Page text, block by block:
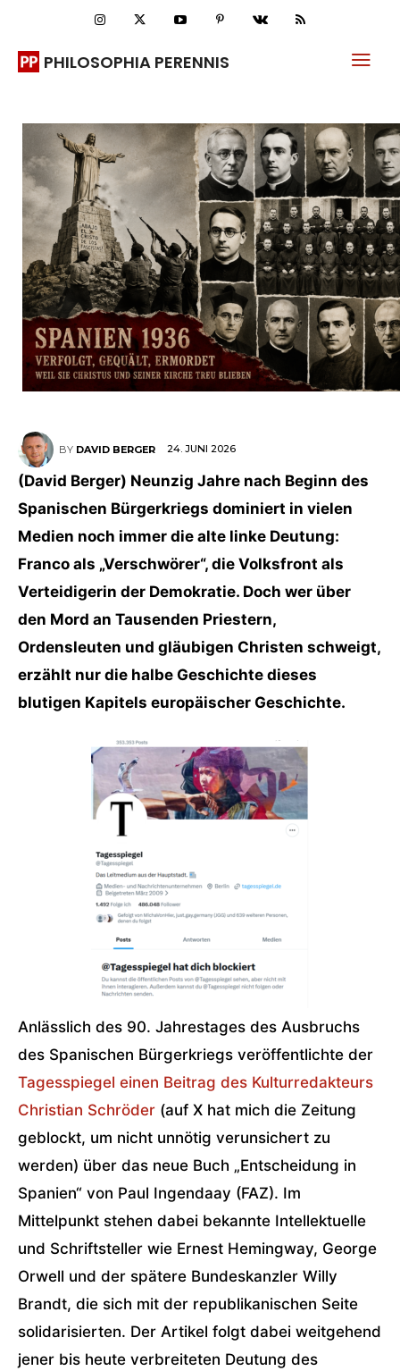
PHILOSOPHIA PERENNIS
BY DAVID BERGER 24. JUNI 2026
(David Berger) Neunzig Jahre nach Beginn des
Spanischen Bürgerkriegs dominiert in vielen
Medien noch immer die alte linke Deutung:
Franco als „Verschwörer“, die Volksfront als
Verteidigerin der Demokratie. Doch wer über
den Mord an Tausenden Priestern,
Ordensleuten und gläubigen Christen schweigt,
erzählt nur die halbe Geschichte dieses
blutigen Kapitels europäischer Geschichte.
Anlässlich des 90. Jahrestages des Ausbruchs
des Spanischen Bürgerkriegs veröffentlichte der
Tagesspiegel einen Beitrag des Kulturredakteurs
Christian Schröder (auf X hat mich die Zeitung
geblockt, um nicht unnötig verunsichert zu
werden) über das neue Buch „Entscheidung in
Spanien“ von Paul Ingendaay (FAZ). Im
Mittelpunkt stehen dabei bekannte Intellektuelle
und Schriftsteller wie Ernest Hemingway, George
Orwell und der spätere Bundeskanzler Willy
Brandt, die sich mit der republikanischen Seite
solidarisierten. Der Artikel folgt dabei weitgehend
jener bis heute verbreiteten Deutung des